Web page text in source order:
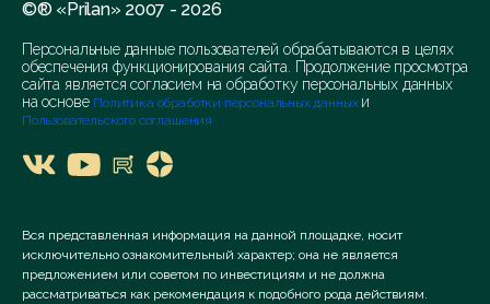
©® «Prilan» 2007 - 2026
Персональные данные пользователей обрабатываются в целях
обеспечения функционирования сайта. Продолжение просмотра
сайта является согласием на обработку персональных данных
на основе Политика обработки персональных данных и
Пользовательского соглашения
Вся представленная информация на данной площадке, носит
исключительно ознакомительный характер; она не является
предложением или советом по инвестициям и не должна
рассматриваться как рекомендация к подобного рода действиям.